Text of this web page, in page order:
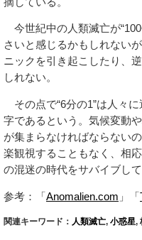
今世紀中の人類滅亡が
さいと感じるかもしれない
ニックを引き起こしたり、
しれない。
その点で“6分の1”は人々
字であるという。気候変動
が集まらなければならない
楽観視することもなく、相
の混迷の時代をサバイブし
参考：「 Anomalien.com 」「
関連キーワード： 人類滅亡, 小惑星,